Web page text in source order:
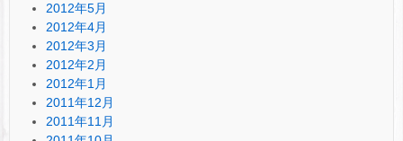
2012年5月
2012年4月
2012年3月
2012年2月
2012年1月
2011年12月
2011年11月